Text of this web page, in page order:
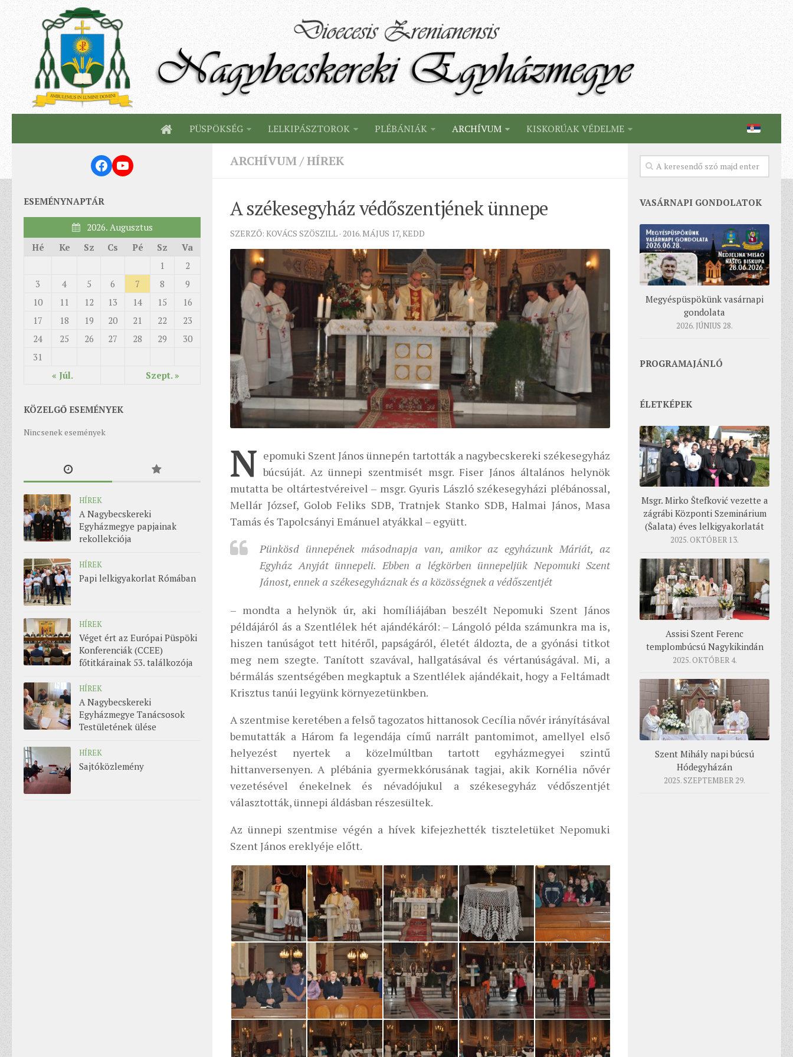
PÜSPÖKSÉG LELKIPÁSZTOROK PLÉBÁNIÁK ARCHÍVUM KISKORÚAK VÉDELME
ARCHÍVUM/HÍREK
A székesegyház védőszentjének ünnepe
SZERZŐ: KOVÁCS SZÖSZILL · 2016. MÁJUS 17, KEDD
N epomuki Szent János ünnepén tartották a nagybecskereki székesegyház
búcsúját. Az ünnepi szentmisét msgr. Fiser János általános helynök
mutatta be oltártestvéreivel – msgr. Gyuris László székesegyházi plébánossal,
Mellár József, Golob Feliks SDB, Tratnjek Stanko SDB, Halmai János, Masa
Tamás és Tapolcsányi Emánuel atyákkal – együtt.
Pünkösd ünnepének másodnapja van, amikor az egyházunk Máriát, az
Egyház Anyját ünnepeli. Ebben a légkörben ünnepeljük Nepomuki Szent
Jánost, ennek a székesegyháznak és a közösségnek a védőszentjét
– mondta a helynök úr, aki homíliájában beszélt Nepomuki Szent János
példájáról ás a Szentlélek hét ajándékáról: – Lángoló példa számunkra ma is,
hiszen tanúságot tett hitéről, papságáról, életét áldozta, de a gyónási titkot
meg nem szegte. Tanított szavával, hallgatásával és vértanúságával. Mi, a
bérmálás szentségében megkaptuk a Szentlélek ajándékait, hogy a Feltámadt
Krisztus tanúi legyünk környezetünkben.
A szentmise keretében a felső tagozatos hittanosok Cecília nővér irányításával
bemutatták a Három fa legendája című narrált pantomimot, amellyel első
helyezést nyertek a közelmúltban tartott egyházmegyei szintű
hittanversenyen. A plébánia gyermekkórusának tagjai, akik Kornélia nővér
vezetésével énekelnek és névadójukul a székesegyház védőszentjét
választották, ünnepi áldásban részesültek.
Az ünnepi szentmise végén a hívek kifejezhették tiszteletüket Nepomuki
Szent János ereklyéje előtt.
Facebook
YouTube
ESEMÉNYNAPTÁR
2026. Augusztus
Hé
Ke Sz Cs Pé Sz Va
« Júl. Szept. »
1
2
3
4 5 6 7 8
9
10
11 12 13 14 15
16
17
18 19 20 21 22
23
24
25 26 27 28 29
30
31
KÖZELGŐ ESEMÉNYEK
Nincsenek események
HÍREK
A Nagybecskereki
Egyházmegye papjainak
rekollekciója
HÍREK
Papi lelkigyakorlat Rómában
HÍREK
Véget ért az Európai Püspöki
Konferenciák (CCEE)
főtitkárainak 53. találkozója
HÍREK
A Nagybecskereki
Egyházmegye Tanácsosok
Testületének ülése
HÍREK
Sajtóközlemény
VASÁRNAPI GONDOLATOK
Megyéspüspökünk vasárnapi
gondolata
2026. JÚNIUS 28.
PROGRAMAJÁNLÓ
ÉLETKÉPEK
Msgr. Mirko Štefković vezette a
zágrábi Központi Szeminárium
(Šalata) éves lelkigyakorlatát
2025. OKTÓBER 13.
Assisi Szent Ferenc
templombúcsú Nagykikindán
2025. OKTÓBER 4.
Szent Mihály napi búcsú
Hódegyházán
2025. SZEPTEMBER 29.